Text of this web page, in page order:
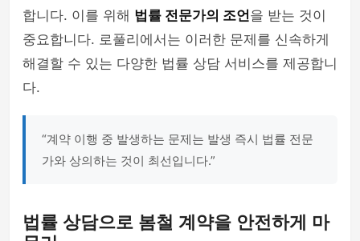
합니다. 이를 위해 법률 전문가의 조언을 받는 것이
중요합니다. 로풀리에서는 이러한 문제를 신속하게
해결할 수 있는 다양한 법률 상담 서비스를 제공합니
다.
“계약 이행 중 발생하는 문제는 발생 즉시 법률 전문
가와 상의하는 것이 최선입니다.”
법률 상담으로 봄철 계약을 안전하게 마